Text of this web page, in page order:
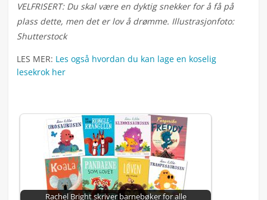
VELFRISERT: Du skal være en dyktig snekker for å få på
plass dette, men det er lov å drømme. Illustrasjonfoto:
Shutterstock
LES MER: Les også hvordan du kan lage en koselig
lesekrok her
Rachel Bright skriver barnebøker for alle